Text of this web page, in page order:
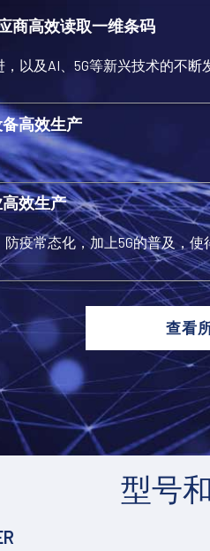
商高效读取一维条码
以及AI、5G等新兴技术的不
高效生产
效生产
疫常态化，加上5G的普及，
查看
型号